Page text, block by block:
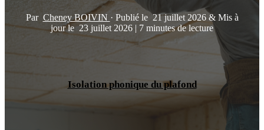
Par Cheney BOIVIN · Publié le21 juillet 2026 & Mis à
jour le23 juillet 2026 | 7 minutes de lecture
Isolation phonique du plafond